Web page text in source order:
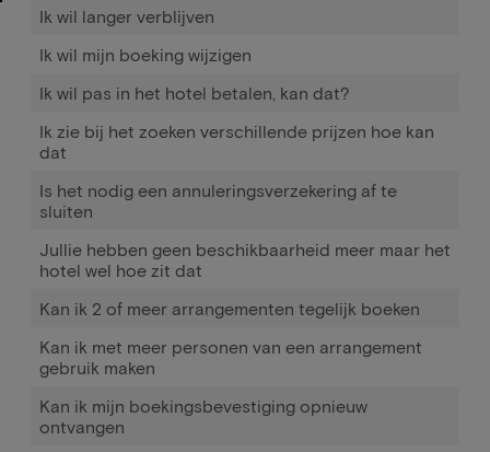
Ik wil langer verblijven
Ik wil mijn boeking wijzigen
Ik wil pas in het hotel betalen, kan dat?
Ik zie bij het zoeken verschillende prijzen hoe kan
dat
Is het nodig een annuleringsverzekering af te
sluiten
Jullie hebben geen beschikbaarheid meer maar het
hotel wel hoe zit dat
Kan ik 2 of meer arrangementen tegelijk boeken
Kan ik met meer personen van een arrangement
gebruik maken
Kan ik mijn boekingsbevestiging opnieuw
ontvangen